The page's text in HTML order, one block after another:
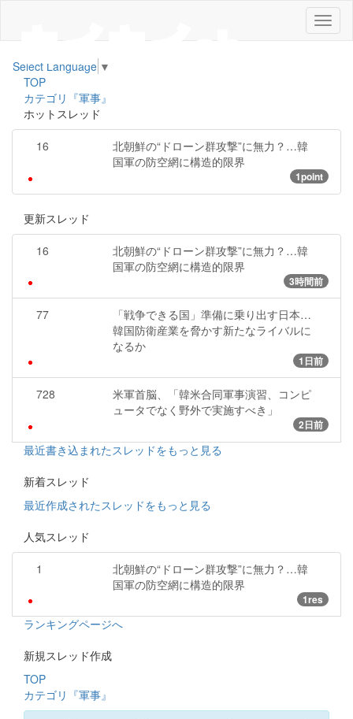
メ
ニ
Select Language ▼
TOP
カテゴリ『軍事』
ホットスレッド
16
北朝鮮の“ドローン群攻撃”に無力？…韓
国軍の防空網に構造的限界
1point
更新スレッド
16
北朝鮮の“ドローン群攻撃”に無力？…韓
国軍の防空網に構造的限界
3時間前
77
「戦争できる国」準備に乗り出す日本…
韓国防衛産業を脅かす新たなライバルに
なるか
1日前
728
米軍首脳、「韓米合同軍事演習、コンピ
ュータでなく野外で実施すべき」
2日前
最近書き込まれたスレッドをもっと見る
新着スレッド
最近作成されたスレッドをもっと見る
人気スレッド
1
北朝鮮の“ドローン群攻撃”に無力？…韓
国軍の防空網に構造的限界
1res
ランキングページへ
新規スレッド作成
TOP
カテゴリ『軍事』